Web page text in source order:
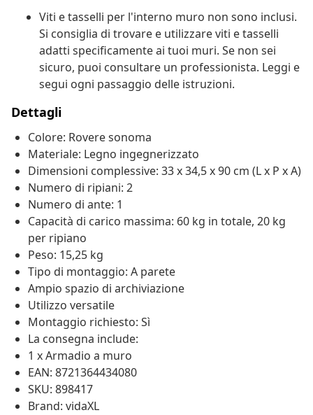
Viti e tasselli per l'interno muro non sono inclusi.
Si consiglia di trovare e utilizzare viti e tasselli
adatti specificamente ai tuoi muri. Se non sei
sicuro, puoi consultare un professionista. Leggi e
segui ogni passaggio delle istruzioni.
Dettagli
Colore: Rovere sonoma
Materiale: Legno ingegnerizzato
Dimensioni complessive: 33 x 34,5 x 90 cm (L x P x A)
Numero di ripiani: 2
Numero di ante: 1
Capacità di carico massima: 60 kg in totale, 20 kg
per ripiano
Peso: 15,25 kg
Tipo di montaggio: A parete
Ampio spazio di archiviazione
Utilizzo versatile
Montaggio richiesto: Sì
La consegna include:
1 x Armadio a muro
EAN: 8721364434080
SKU: 898417
Brand: vidaXL